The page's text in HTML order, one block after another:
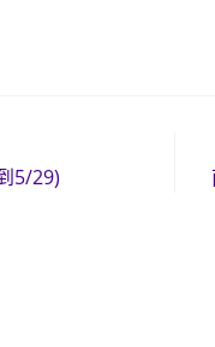
5/29)